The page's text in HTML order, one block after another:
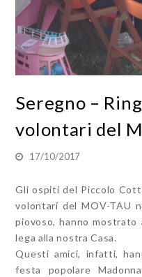
Seregno –
volontari del
17/10/2017
Gli ospiti del Piccolo
volontari del MOV-TAU
piovoso, hanno
lega alla nostra Casa.
Questi amici, infatti,
festa popolare